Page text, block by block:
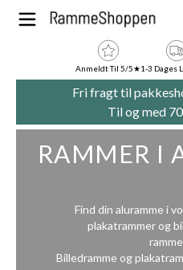
Skip to Content
Anmeldt Til 5/5★1-3 Dages
Fri fragt til
Til og med
RAMMER I
Find din aluramme i
plakatrammer og
Billedramme og